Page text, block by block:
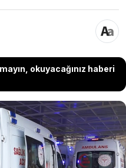
okuyacağınız haberi
sağlık ekiplerini